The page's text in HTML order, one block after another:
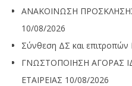
ΑΝΑΚΟΙΝΩΣΗ
10/08/2026
Σύνθεση ΔΣ και επιτροπών
ΓΝΩΣΤΟΠΟΙΗΣΗ ΑΓΟΡΑΣ
ΕΤΑΙΡΕΙΑΣ 10/08/2026